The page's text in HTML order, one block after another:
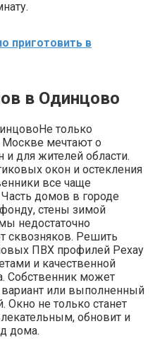
приготовить в
в Одинцово
Не только
мечтают о
для жителей области.
окон и остекления
все чаще
домов в городе
стены зимой
недостаточно
сквозняков. Решить
ПВХ профилей Рехау
и качественной
Собственник может
или выполненный
не только станет
обновит и
дома.